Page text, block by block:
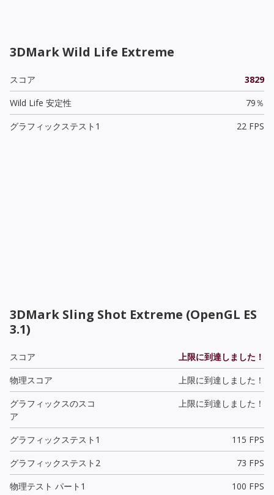
3DMark Wild Life Extreme
スコア
3829
Wild Life 安定性
79％
グラフィックステスト1
22 FPS
3DMark Sling Shot Extreme (OpenGL ES
3.1)
スコア
上限に到達しました！
物理スコア
上限に到達しました！
グラフィックスのスコ
ア
上限に到達しました！
グラフィックステスト1
115 FPS
グラフィックステスト2
73 FPS
物理テスト パート1
100 FPS